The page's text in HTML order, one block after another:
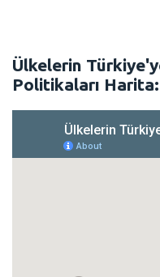
Ülkelerin
Politikaları Harita: